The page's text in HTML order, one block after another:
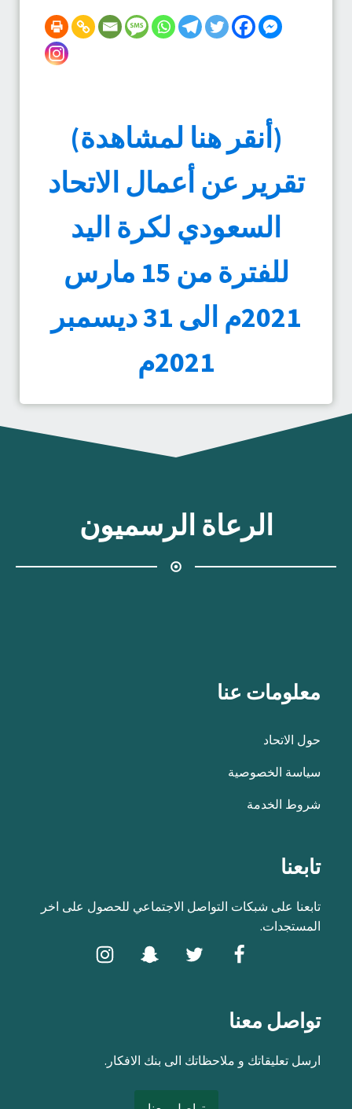
(أنقر هنا لمشاهدة)
تقرير عن أعمال الاتحاد
السعودي لكرة اليد
للفترة من 15 مارس
2021م الى 31 ديسمبر
2021م
الرعاة الرسميون
معلومات عنا
حول الاتحاد
سياسة الخصوصية
شروط الخدمة
تابعنا
تابعنا على شبكات التواصل الاجتماعي للحصول على اخر
المستجدات.
تواصل معنا
ارسل تعليقاتك و ملاحظاتك الى بنك الافكار.